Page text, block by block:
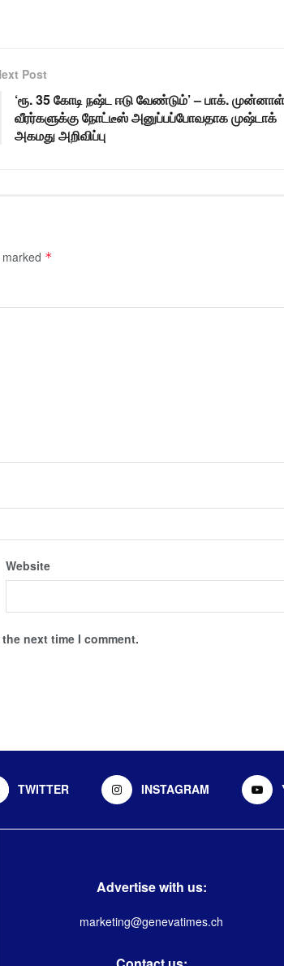
Post
‘ரூ. 35 கோடி நஷ்ட ஈடு வேண்டும்’ – பாக். முன்னாள்
வீரர்களுக்கு நோட்டீஸ் அனுப்பப்போவதாக முஷ்டாக்
அகமது அறிவிப்பு
*
Website
next time I comment.
TWITTER INSTAGRAM
Advertise with us:
marketing@genevatimes.ch